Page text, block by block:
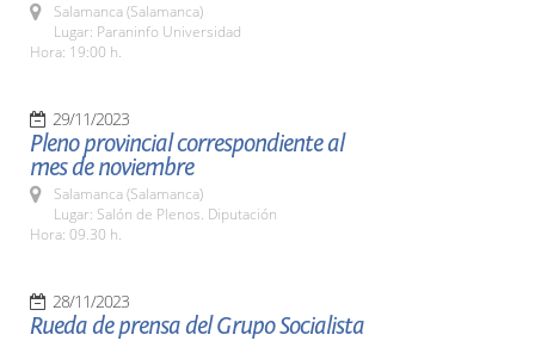
Salamanca (Salamanca)
Lugar: Paraninfo Universidad
Hora: 19:00 h.
29/11/2023
Pleno provincial correspondiente al
mes de noviembre
Salamanca (Salamanca)
Lugar: Salón de Plenos. Diputación
Hora: 09.30 h.
28/11/2023
Rueda de prensa del Grupo Socialista